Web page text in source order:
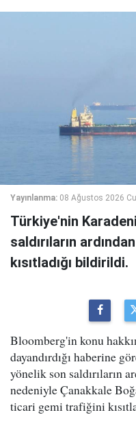
Yayınlanma: 08 Ağustos 2026
Türkiye'nin
saldırıların
kısıtladığı bildirildi.
Bloomberg'in konu
dayandırdığı haberine
yönelik son saldırıların
nedeniyle Çanakkale
ticari gemi trafiğini